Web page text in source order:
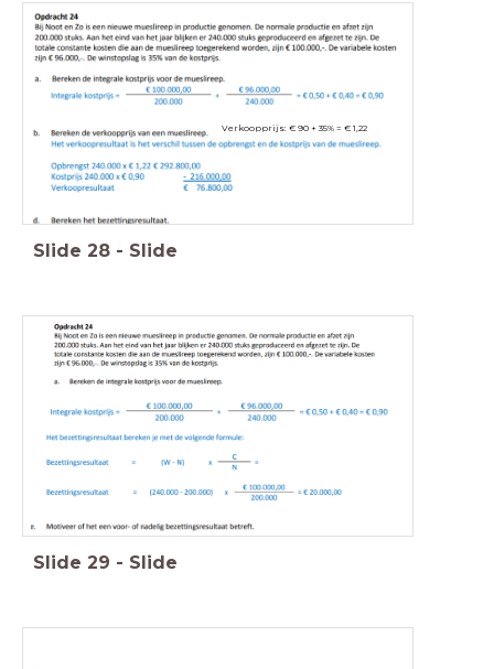
Verkoopprijs: € 90 + 35% = € 1,22
Slide 28 - Slide
Slide 29 - Slide